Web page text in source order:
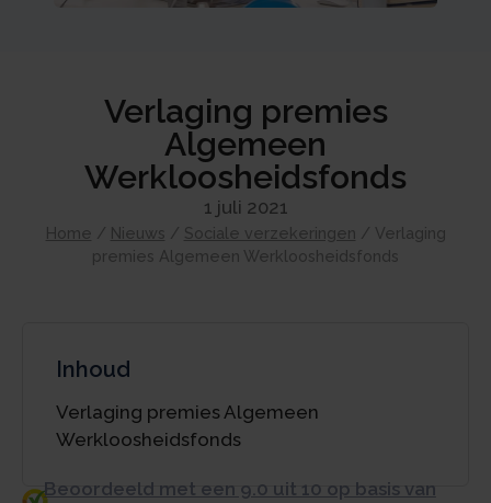
Verlaging premies
Algemeen
Werkloosheidsfonds
1 juli 2021
Home / Nieuws / Sociale verzekeringen / Verlaging
premies Algemeen Werkloosheidsfonds
Inhoud
Verlaging premies Algemeen
Werkloosheidsfonds
Beoordeeld met een 9.0 uit 10 op basis van